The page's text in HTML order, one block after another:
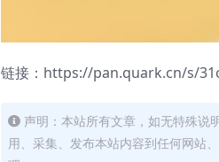
链接：https://pan.quark.cn/s/
声明：本站所有文章，如无特殊说
用、采集、发布本站内容到任何网站